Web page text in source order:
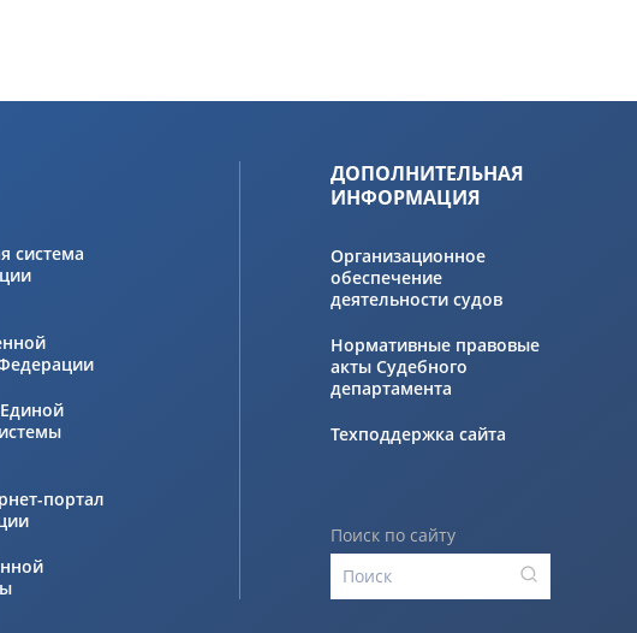
система
портал
ДОПОЛНИТЕЛЬНАЯ
ИНФОРМАЦИЯ
Организационное
обеспечение
деятельности судов
Нормативные правовые
акты Судебного
департамента
Техподдержка сайта
Поиск по сайту